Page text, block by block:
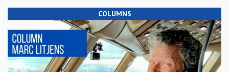
COLUMNS